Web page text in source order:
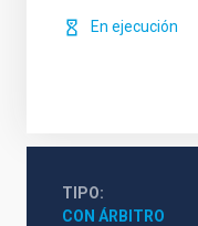
En ejecución
TIPO
CON ÁRBITRO